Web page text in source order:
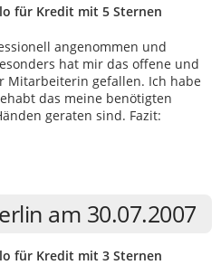
für Kredit mit 5 Sternen
angenommen und
hat mir das offene und
Mitarbeiterin gefallen. Ich habe
das meine benötigten
geraten sind. Fazit:
am 30.07.2007
für Kredit mit 3 Sternen